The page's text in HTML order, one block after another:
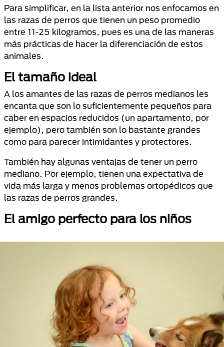
Para simplificar, en la lista anterior nos enfocamos en
las razas de perros que tienen un peso promedio
entre 11-25 kilogramos, pues es una de las maneras
más prácticas de hacer la diferenciación de estos
animales.
El tamaño ideal
A los amantes de las razas de perros medianos les
encanta que son lo suficientemente pequeños para
caber en espacios reducidos (un apartamento, por
ejemplo), pero también son lo bastante grandes
como para parecer intimidantes y protectores.
También hay algunas ventajas de tener un perro
mediano. Por ejemplo, tienen una expectativa de
vida más larga y menos problemas ortopédicos que
las razas de perros grandes.
El amigo perfecto para los niños